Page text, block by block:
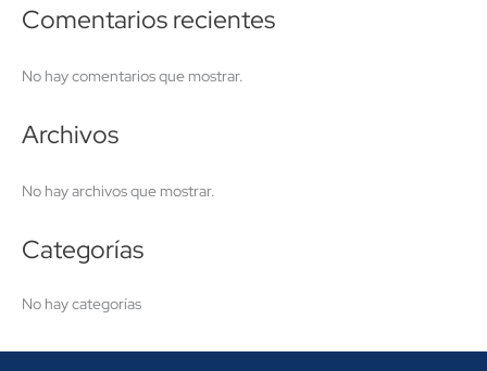
Comentarios recientes
No hay comentarios que mostrar.
Archivos
No hay archivos que mostrar.
Categorías
No hay categorías